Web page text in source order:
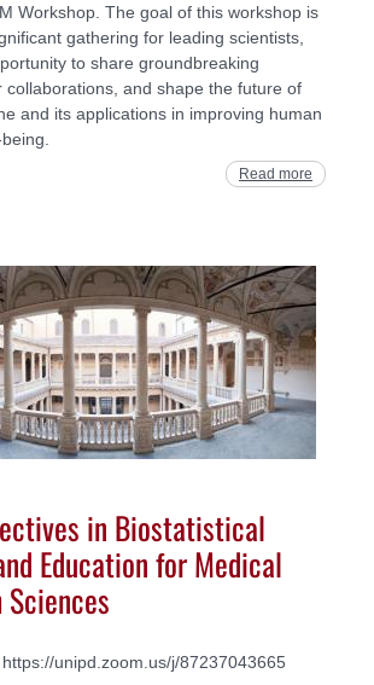
Workshop. The goal of this workshop is
gathering for leading scientists,
to share groundbreaking
collaborations, and shape the future of
and its applications in improving human
Read more
in Biostatistical
Education for Medical
unipd.zoom.us/j/87237043665